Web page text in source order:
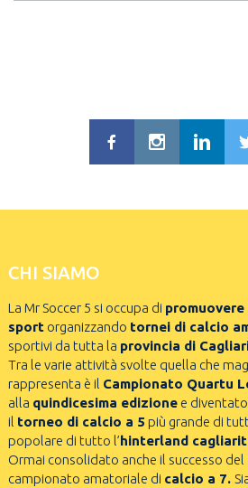
CHI SIAMO
La Mr Soccer 5 si occupa di promuovere
sportorganizzando tornei di calcio
sportivi da tutta la provincia di
Tra le varie attività svolte quella che
rappresenta è il Campionato Quartu
alla quindicesima edizionee
il torneo di calcio a 5 più grande di
popolare di tutto l’hinterland
Ormai consolidato anche il successo del
campionato amatoriale di calcio a 7.